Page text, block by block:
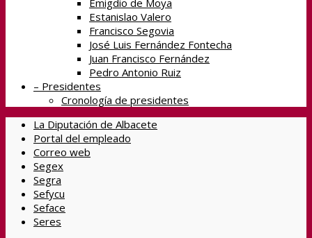
Emigdio de Moya
Estanislao Valero
Francisco Segovia
José Luis Fernández Fontecha
Juan Francisco Fernández
Pedro Antonio Ruiz
– Presidentes
Cronología de presidentes
La Diputación de Albacete
Portal del empleado
Correo web
Segex
Segra
Sefycu
Seface
Seres